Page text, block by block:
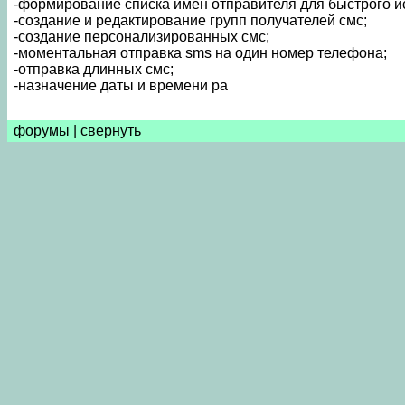
-формирование списка имен отправителя для быстрого
-создание и редактирование групп получателей смс;
-создание персонализированных смс;
-моментальная отправка sms на один номер телефона;
-отправка длинных смс;
-назначение даты и времени ра
форумы свернуть